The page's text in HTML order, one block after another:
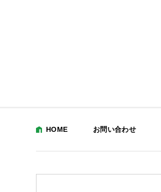
HOME お問い合わせ